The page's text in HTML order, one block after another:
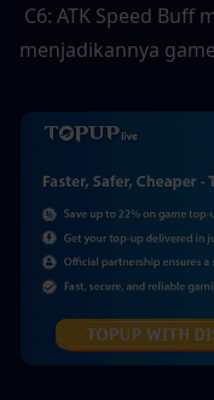
C6: ATK Speed ​​Buff
menjadikannya